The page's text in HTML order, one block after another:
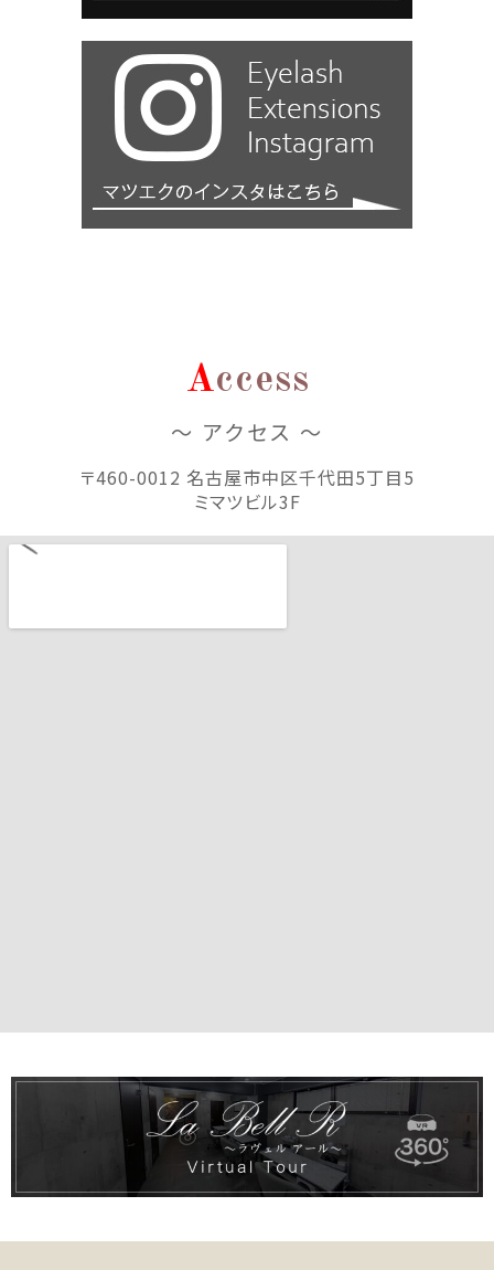
Access
～ アクセス ～
〒460-0012 名古屋市中区千代田5丁目5
ミマツビル3F